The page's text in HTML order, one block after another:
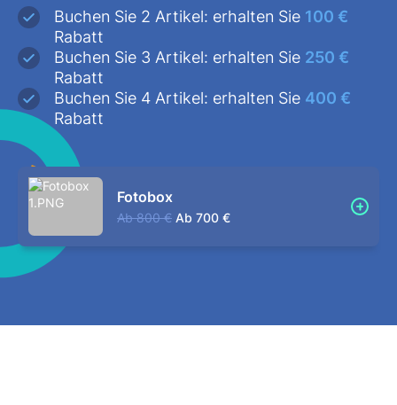
Buchen Sie 2 Artikel: erhalten Sie 100 €
Rabatt
Buchen Sie 3 Artikel: erhalten Sie 250 €
Rabatt
Buchen Sie 4 Artikel: erhalten Sie 400 €
Rabatt
Fotobox
Ab 800 € Ab 700 €